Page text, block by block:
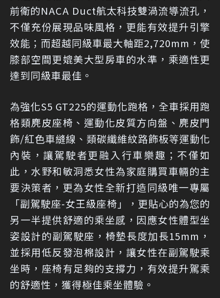
前衛的NACA Duct航太科技雙渦流導流孔，
不僅充份展現品味風格，更能有效提升引擎
效能；而超越同級車最大軸距2,720mm，使
膝部空間更媲美大型房車的水準，乘適性更
達到同級車最佳。
為強化S5 GT225的運動化跑格，全車採用跑
格類麂皮座椅、運動化皮質方向盤、麂皮門
飾/紅色車縫線、類碳纖維紋路飾板等運動化
內裝，讓駕駛者更融入行車樂趣；不僅如
此，水野和敏洞悉女性為家庭購買車輛的主
要決策者，更為女性全新打造同級唯一專屬
「副駕駛座-女王級座椅」，更貼心的為您的
另一半提供舒適的乘坐感，因應女性體型坐
姿設計的副駕駛座，椅墊長度加長15mm，
並採用低反發泡棉設計，讓女性在副駕駛乘
坐時，座椅有足夠的支撐力，有效提升駕乘
的舒適性，獲得極佳乘坐體驗。